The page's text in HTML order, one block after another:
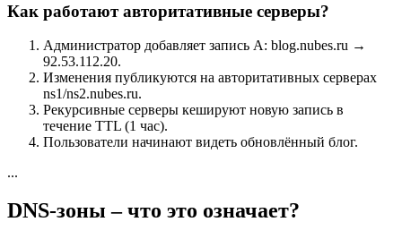
Как работают авторитативные серверы?
Администратор добавляет запись A: blog.nubes.ru →
92.53.112.20.
Изменения публикуются на авторитативных серверах
ns1/ns2.nubes.ru.
Рекурсивные серверы кешируют новую запись в
течение TTL (1 час).
Пользователи начинают видеть обновлённый блог.
...
DNS-зоны – что это означает?